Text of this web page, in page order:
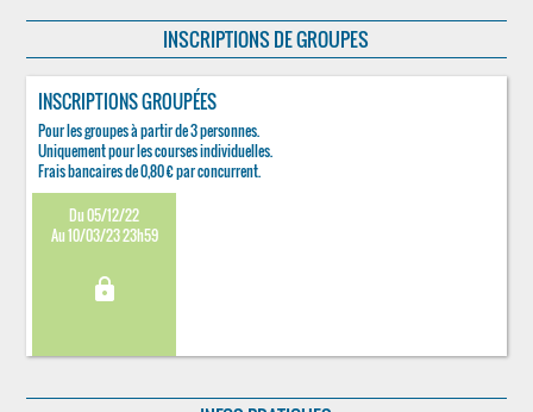
INSCRIPTIONS DE GROUPES
INSCRIPTIONS GROUPÉES
Pour les groupes à partir de 3 personnes.
Uniquement pour les courses individuelles.
Frais bancaires de 0,80 € par concurrent.
Du 05/12/22
Au 10/03/23 23h59
lock